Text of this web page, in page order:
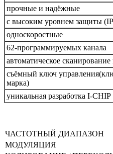
прочные и надёжные
с высоким уровнем защиты
односкоростные
62-программируемых канала
автоматическое сканирование
съёмный ключ
марка)
уникальная разработка I-CHIP
ЧАСТОТНЫЙ ДИАПАЗОН
МОДУЛЯЦИЯ